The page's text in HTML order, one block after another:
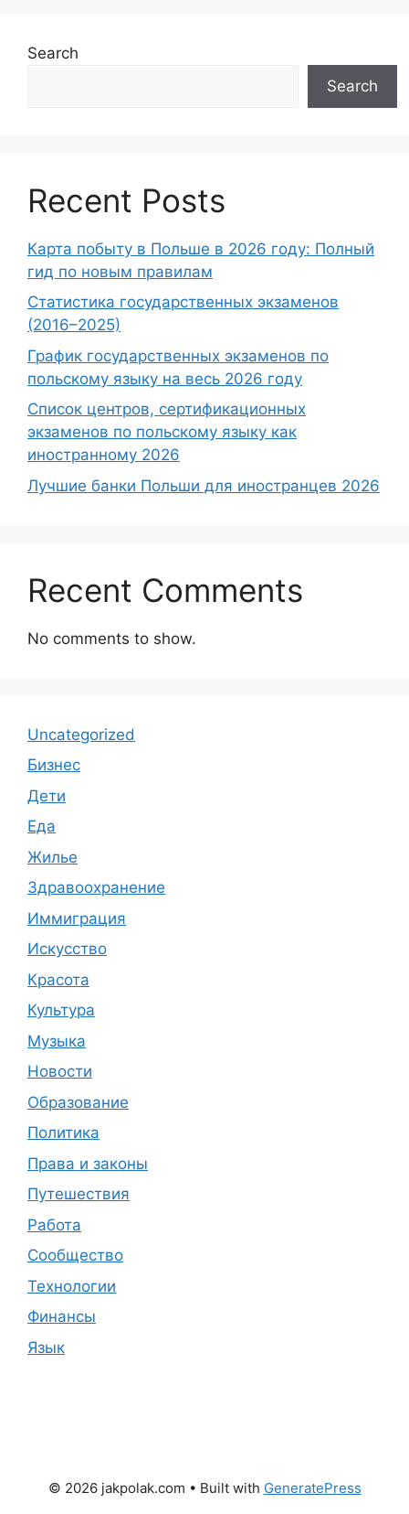
Search
Search
Recent Posts
Карта побыту в Польше в 2026 году: Полный
гид по новым правилам
Статистика государственных экзаменов
(2016–2025)
График государственных экзаменов по
польскому языку на весь 2026 году
Список центров, сертификационных
экзаменов по польскому языку как
иностранному 2026
Лучшие банки Польши для иностранцев 2026
Recent Comments
No comments to show.
Uncategorized
Бизнес
Дети
Еда
Жилье
Здравоохранение
Иммиграция
Искусство
Красота
Культура
Музыка
Новости
Образование
Политика
Права и законы
Путешествия
Работа
Сообщество
Технологии
Финансы
Язык
© 2026 jakpolak.com • Built with GeneratePress